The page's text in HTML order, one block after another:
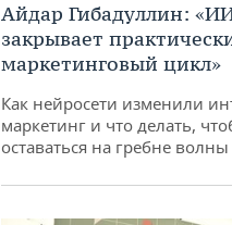
Айдар Гибадуллин:
закрывает
маркетинговый цикл»
Как нейросети изменили
маркетинг и что делать,
оставаться на гребне волны